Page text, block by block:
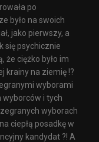
po
było na swoich
jako pierwszy, a
się psychicznie
że ciężko było im
krainy na ziemię !?
wyborami
wyborców i tych
wyborach
ciepłą posadkę w
kandydat ?! A